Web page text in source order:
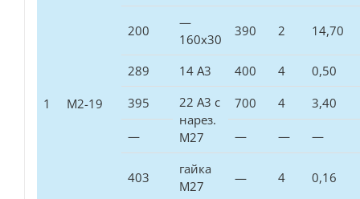
1 М2-19
200
—
160х30
390 2 14,70
289 14 А3 400 4
0,50
395
22 А3 с
нарез.
М27
700 4 3,40
— — — —
403
гайка
М27
— 4 0,16